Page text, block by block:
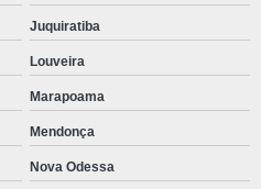
Juquiratiba
Louveira
Marapoama
Mendonça
Nova Odessa